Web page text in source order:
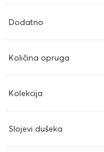
Dodatno
Količina opruga
Kolekcija
Slojevi dušeka